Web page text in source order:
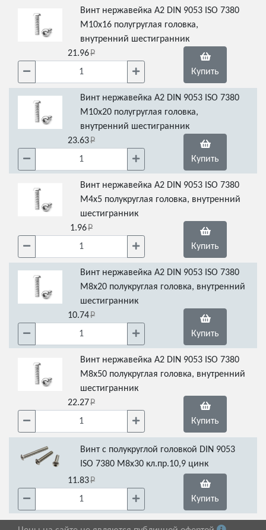
Винт нержавейка А2 DIN 9053 ISO 7380
М10х16 полугруглая головка,
внутренний шестигранник
21.96
Купить
Винт нержавейка А2 DIN 9053 ISO 7380
М10х20 полугруглая головка,
внутренний шестигранник
23.63
Купить
Винт нержавейка А2 DIN 9053 ISO 7380
М4х5 полукруглая головка, внутренний
шестигранник
1.96
Купить
Винт нержавейка А2 DIN 9053 ISO 7380
М8х20 полукруглая головка, внутренний
шестигранник
10.74
Купить
Винт нержавейка А2 DIN 9053 ISO 7380
М8х50 полукруглая головка, внутренний
шестигранник
22.27
Купить
Винт с полукруглой головкой DIN 9053
ISO 7380 М8х30 кл.пр.10,9 цинк
11.83
Купить